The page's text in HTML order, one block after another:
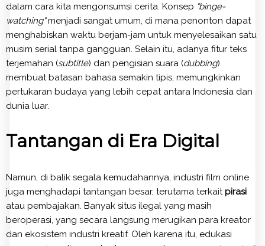
dalam cara kita mengonsumsi cerita. Konsep "binge-
watching"menjadi sangat umum, di mana penonton dapat
menghabiskan waktu berjam-jam untuk menyelesaikan satu
musim serial tanpa gangguan. Selain itu, adanya fitur teks
terjemahan (subtitle) dan pengisian suara (dubbing)
membuat batasan bahasa semakin tipis, memungkinkan
pertukaran budaya yang lebih cepat antara Indonesia dan
dunia luar.
Tantangan di Era Digital
Namun, di balik segala kemudahannya, industri film online
juga menghadapi tantangan besar, terutama terkaitpirasi
atau pembajakan. Banyak situs ilegal yang masih
beroperasi, yang secara langsung merugikan para kreator
dan ekosistem industri kreatif. Oleh karena itu, edukasi